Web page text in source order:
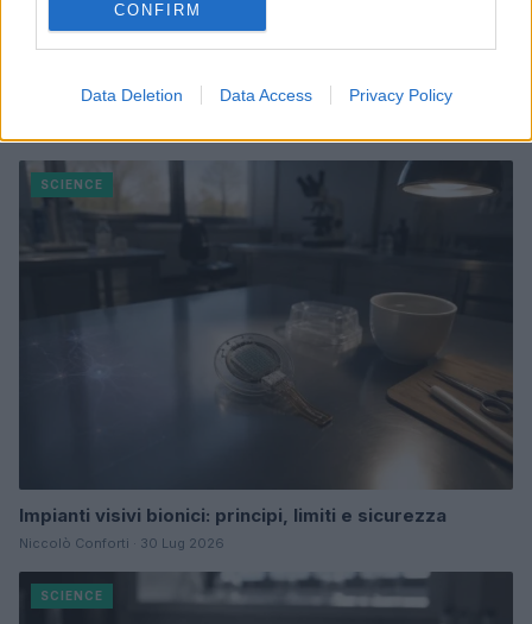
CONFIRM
Data Deletion Data Access Privacy Policy
SCIENCE
Impianti visivi bionici: principi, limiti e sicurezza
Niccolò Conforti · 30 Lug 2026
SCIENCE